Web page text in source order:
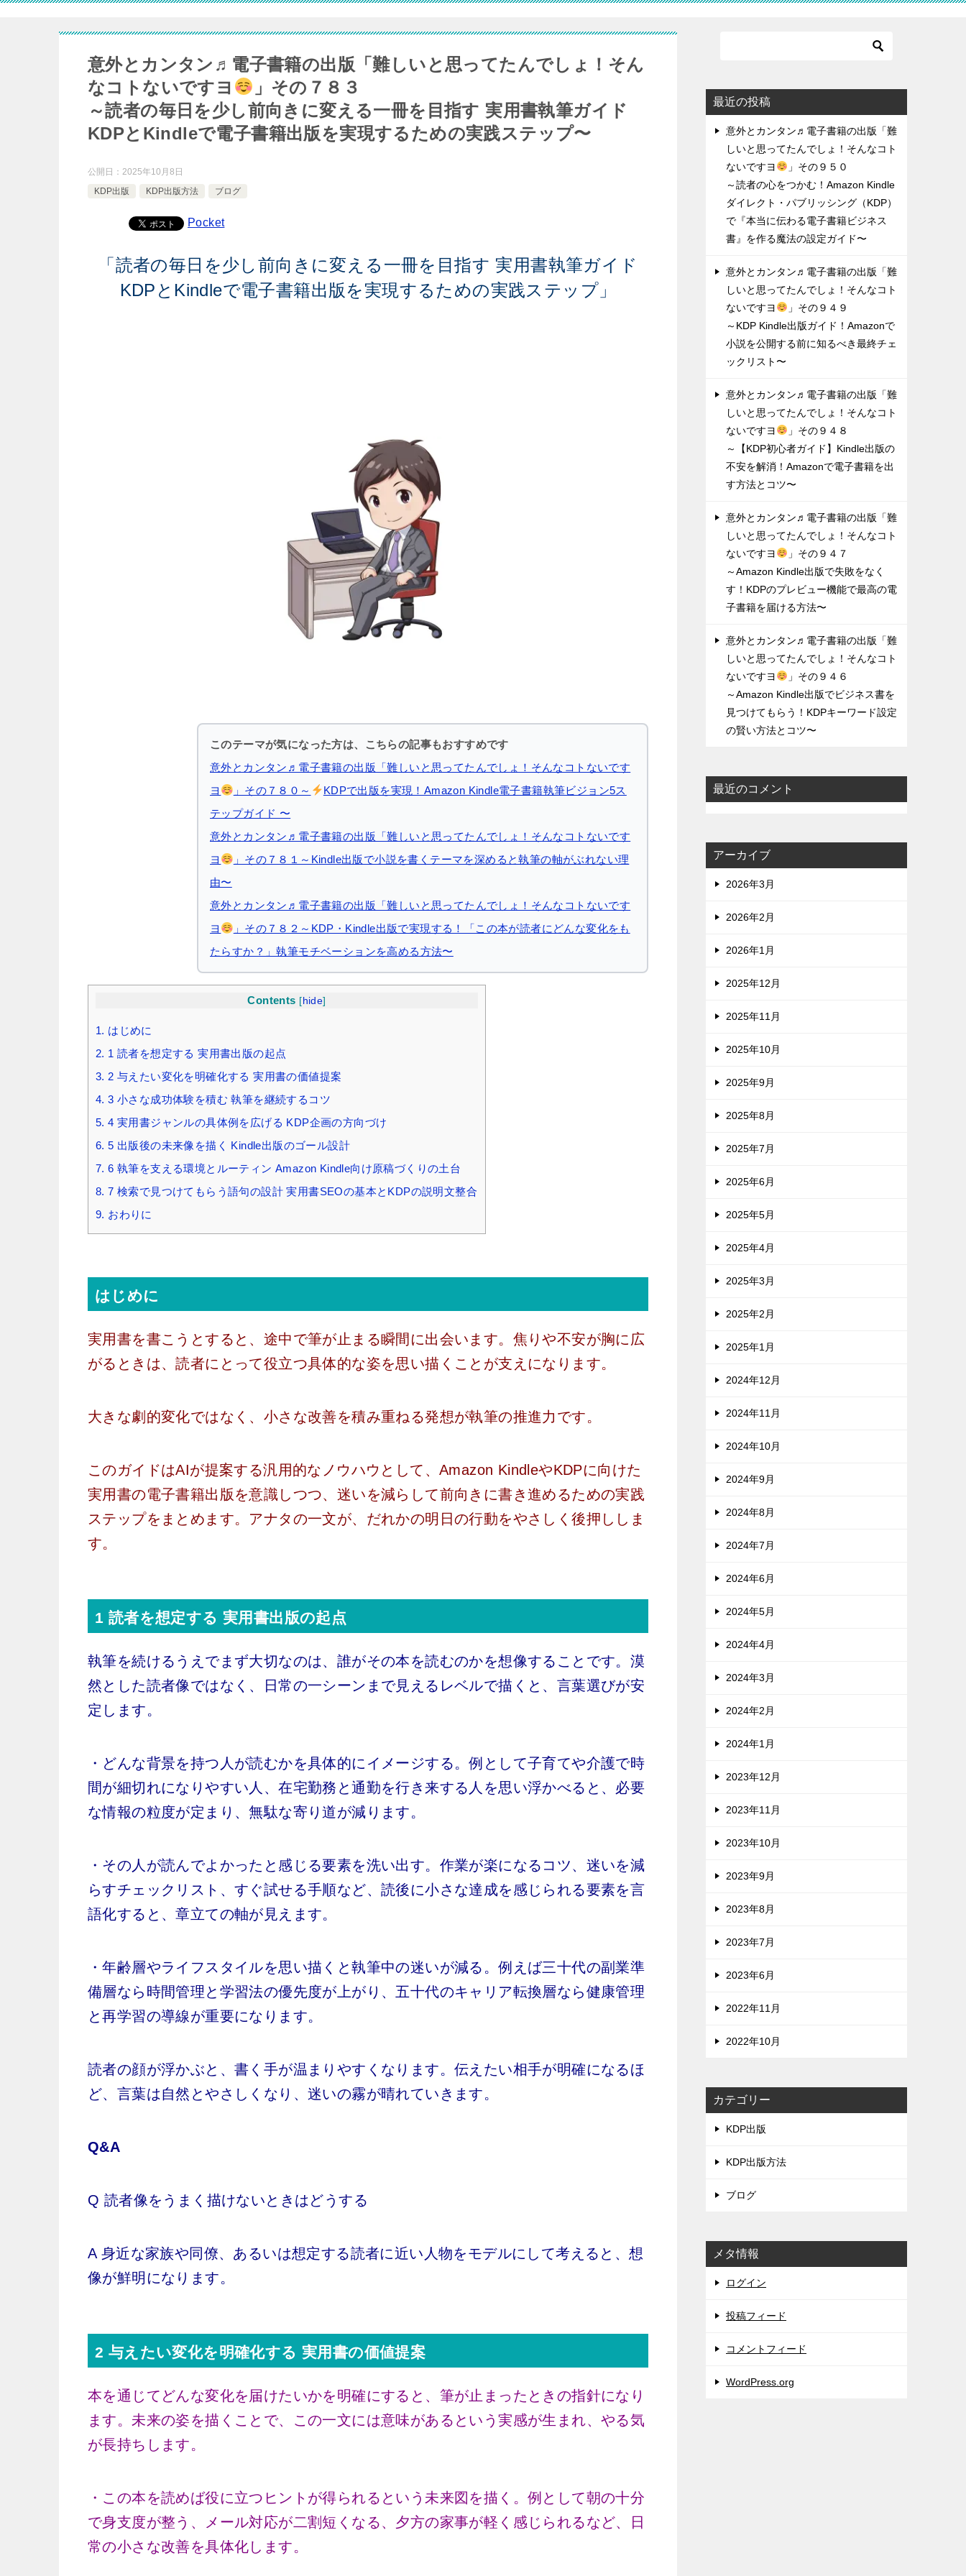
意外とカンタン♬電子書籍の出版「難しいと思ってたんでしょ！そん
なコトないですヨ
」その７８３
～読者の毎日を少し前向きに変える一冊を目指す 実用書執筆ガイド
KDPとKindleで電子書籍出版を実現するための実践ステップ〜
公開日： 2025年10月8日
KDP出版
KDP出版方法 ブログ
Pocket
「読者の毎日を少し前向きに変える一冊を目指す 実用書執筆ガイド
KDPとKindleで電子書籍出版を実現するための実践ステップ」
このテーマが気になった方は、こちらの記事もおすすめです
意外とカンタン♬電子書籍の出版「難しいと思ってたんでしょ！そんなコトないです
ヨ
」その７８０～
KDPで出版を実現！Amazon Kindle電子書籍執筆ビジョン5ス
テップガイド 〜
意外とカンタン♬電子書籍の出版「難しいと思ってたんでしょ！そんなコトないです
ヨ
」その７８１～Kindle出版で小説を書くテーマを深めると執筆の軸がぶれない理
由〜
意外とカンタン♬電子書籍の出版「難しいと思ってたんでしょ！そんなコトないです
ヨ
」その７８２～KDP・Kindle出版で実現する！「この本が読者にどんな変化をも
たらすか？」執筆モチベーションを高める方法〜
Contents [ hide]
1. はじめに
2. 1 読者を想定する 実用書出版の起点
3. 2 与えたい変化を明確化する 実用書の価値提案
4. 3 小さな成功体験を積む 執筆を継続するコツ
5. 4 実用書ジャンルの具体例を広げる KDP企画の方向づけ
6. 5 出版後の未来像を描く Kindle出版のゴール設計
7. 6 執筆を支える環境とルーティン Amazon Kindle向け原稿づくりの土台
8. 7 検索で見つけてもらう語句の設計 実用書SEOの基本とKDPの説明文整合
9. おわりに
はじめに
実用書を書こうとすると、途中で筆が止まる瞬間に出会います。焦りや不安が胸に広
がるときは、読者にとって役立つ具体的な姿を思い描くことが支えになります。
大きな劇的変化ではなく、小さな改善を積み重ねる発想が執筆の推進力です。
このガイドはAIが提案する汎用的なノウハウとして、Amazon KindleやKDPに向けた
実用書の電子書籍出版を意識しつつ、迷いを減らして前向きに書き進めるための実践
ステップをまとめます。アナタの一文が、だれかの明日の行動をやさしく後押ししま
す。
1 読者を想定する 実用書出版の起点
執筆を続けるうえでまず大切なのは、誰がその本を読むのかを想像することです。漠
然とした読者像ではなく、日常の一シーンまで見えるレベルで描くと、言葉選びが安
定します。
・どんな背景を持つ人が読むかを具体的にイメージする。例として子育てや介護で時
間が細切れになりやすい人、在宅勤務と通勤を行き来する人を思い浮かべると、必要
な情報の粒度が定まり、無駄な寄り道が減ります。
・その人が読んでよかったと感じる要素を洗い出す。作業が楽になるコツ、迷いを減
らすチェックリスト、すぐ試せる手順など、読後に小さな達成を感じられる要素を言
語化すると、章立ての軸が見えます。
・年齢層やライフスタイルを思い描くと執筆中の迷いが減る。例えば三十代の副業準
備層なら時間管理と学習法の優先度が上がり、五十代のキャリア転換層なら健康管理
と再学習の導線が重要になります。
読者の顔が浮かぶと、書く手が温まりやすくなります。伝えたい相手が明確になるほ
ど、言葉は自然とやさしくなり、迷いの霧が晴れていきます。
Q&A
Q 読者像をうまく描けないときはどうする
A 身近な家族や同僚、あるいは想定する読者に近い人物をモデルにして考えると、想
像が鮮明になります。
2 与えたい変化を明確化する 実用書の価値提案
本を通じてどんな変化を届けたいかを明確にすると、筆が止まったときの指針になり
ます。未来の姿を描くことで、この一文には意味があるという実感が生まれ、やる気
が長持ちします。
・この本を読めば役に立つヒントが得られるという未来図を描く。例として朝の十分
で身支度が整う、メール対応が二割短くなる、夕方の家事が軽く感じられるなど、日
常の小さな改善を具体化します。
最近の投稿
意外とカンタン♬電子書籍の出版「難
しいと思ってたんでしょ！そんなコト
ないですヨ
」その９５０
～読者の心をつかむ！Amazon Kindle
ダイレクト・パブリッシング（KDP）
で『本当に伝わる電子書籍ビジネス
書』を作る魔法の設定ガイド〜
意外とカンタン♬電子書籍の出版「難
しいと思ってたんでしょ！そんなコト
ないですヨ
」その９４９
～KDP Kindle出版ガイド！Amazonで
小説を公開する前に知るべき最終チェ
ックリスト〜
意外とカンタン♬電子書籍の出版「難
しいと思ってたんでしょ！そんなコト
ないですヨ
」その９４８
～【KDP初心者ガイド】Kindle出版の
不安を解消！Amazonで電子書籍を出
す方法とコツ〜
意外とカンタン♬電子書籍の出版「難
しいと思ってたんでしょ！そんなコト
ないですヨ
」その９４７
～Amazon Kindle出版で失敗をなく
す！KDPのプレビュー機能で最高の電
子書籍を届ける方法〜
意外とカンタン♬電子書籍の出版「難
しいと思ってたんでしょ！そんなコト
ないですヨ
」その９４６
～Amazon Kindle出版でビジネス書を
見つけてもらう！KDPキーワード設定
の賢い方法とコツ〜
最近のコメント
アーカイブ
2026年3月
2026年2月
2026年1月
2025年12月
2025年11月
2025年10月
2025年9月
2025年8月
2025年7月
2025年6月
2025年5月
2025年4月
2025年3月
2025年2月
2025年1月
2024年12月
2024年11月
2024年10月
2024年9月
2024年8月
2024年7月
2024年6月
2024年5月
2024年4月
2024年3月
2024年2月
2024年1月
2023年12月
2023年11月
2023年10月
2023年9月
2023年8月
2023年7月
2023年6月
2022年11月
2022年10月
カテゴリー
KDP出版
KDP出版方法
ブログ
メタ情報
ログイン
投稿フィード
コメントフィード
WordPress.org